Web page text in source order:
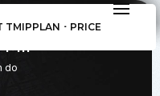
TMIPPLAN ･ PRICE
do